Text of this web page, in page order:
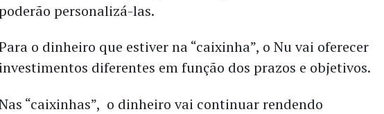
personalizá-las.
o dinheiro que estiver na “caixinha”, o Nu vai oferecer
investimentos diferentes em função dos prazos e objetivos.
“caixinhas”, o dinheiro vai continuar rendendo